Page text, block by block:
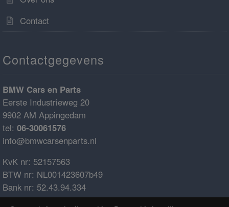
Contact
Contactgegevens
BMW Cars en Parts
Eerste Industrieweg 20
9902 AM Appingedam
tel: 06-30061576
info@bmwcarsenparts.nl
KvK nr: 52157563
BTW nr: NL001423607b49
Bank nr: 52.43.94.334
IBAN: NL68ABNA0524394334